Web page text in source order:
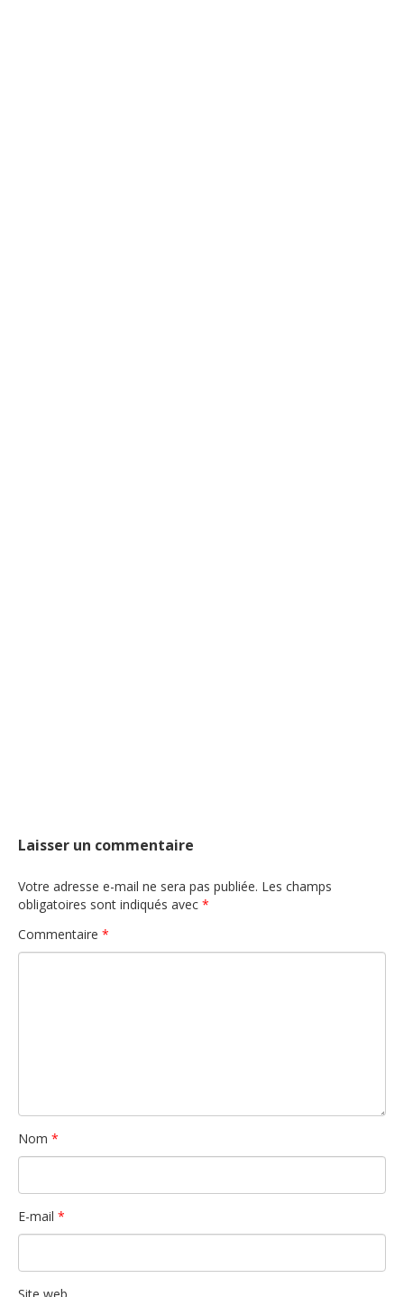
Laisser un commentaire
Votre adresse e-mail ne sera pas publiée. Les champs
obligatoires sont indiqués avec *
Commentaire *
Nom *
E-mail *